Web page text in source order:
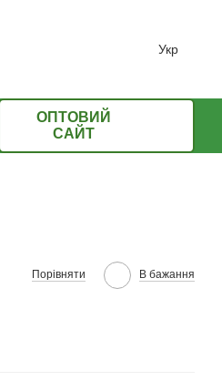
Укр
ОПТОВИЙ
САЙТ
Порівняти В бажання